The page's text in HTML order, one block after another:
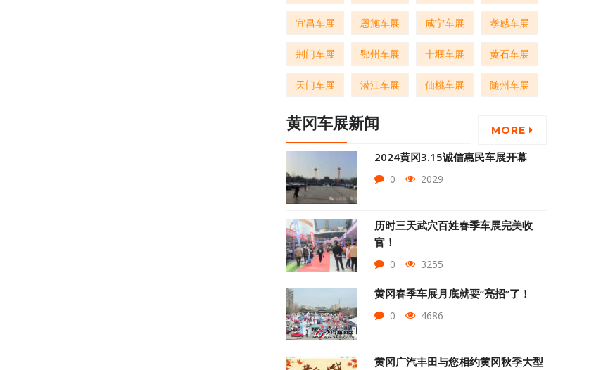
宜昌车展 恩施车展 咸宁车展 孝感车展
荆门车展 鄂州车展 十堰车展 黄石车展
天门车展 潜江车展 仙桃车展 随州车展
黄冈车展新闻 MORE
2024黄冈3.15诚信惠民车展开幕
0 2029
历时三天武穴百姓春季车展完美收
官！
0 3255
黄冈春季车展月底就要“亮招”了！
0 4686
黄冈广汽丰田与您相约黄冈秋季大型